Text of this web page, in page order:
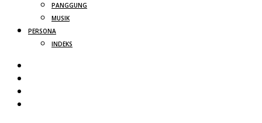
PANGGUNG
MUSIK
PERSONA
INDEKS